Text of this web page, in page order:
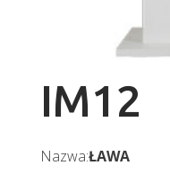
IM12
Nazwa:ŁAWA